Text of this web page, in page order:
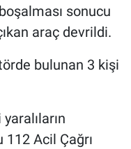
sonucu
araç devrildi.
bulunan 3 kişi
112 Acil Çağrı